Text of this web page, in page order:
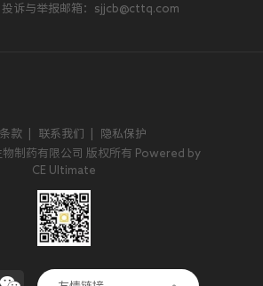
投诉与举报邮箱：sjjcb@cttq.com
款 联系我们
隐私保护
制药有限公司 版权所有 Powered by
CE Ultimate